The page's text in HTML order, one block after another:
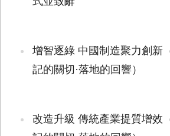
增智逐綠 中國制造聚力創新
記的關切·落地的回響）
改造升級 傳統產業提質增效